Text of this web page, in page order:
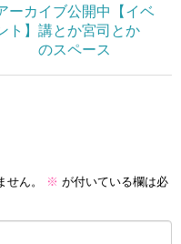
ーカイブ公開中【イベ
ト】講とか宮司とか
のスペース
ん。 ※ が付いている欄は必